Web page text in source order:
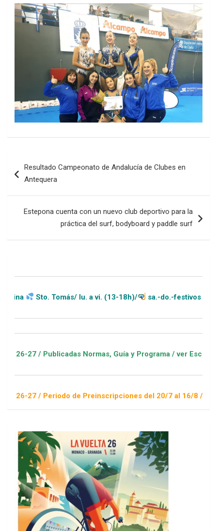
de
Resultado Campeonato de Andalucía de Clubes en
Antequera
Estepona cuenta con un nuevo club deportivo para la
práctica del surf, bodyboard y paddle surf
Tomás/ lu. a vi. (13-18h)/ sa.-do.-festivos (11-20h)
/ Publicadas Normas, Guía y Programa / ver Escuelas
/ Periodo de Preinscripciones del 20/7 al 16/8 / Sorteo 1 de